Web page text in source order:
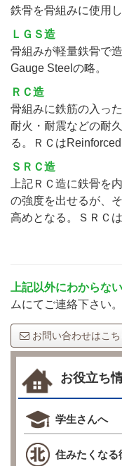
鉄骨を骨組みに使用
ＬＧＳ造
骨組みが軽量鉄骨で
Gauge Steelの略。
ＲＣ造
骨組みに鉄筋の入っ
耐火・耐震などの耐
る。ＲＣはReinforced
ＳＲＣ造
上記ＲＣ造に鉄骨を
の強度を出せるが、
高めとなる。ＳＲＣ
上記以外にわからな
ムにてご連絡下さい
お問い合わせはこち
お役立ち
学生さんへ
住みたくなる